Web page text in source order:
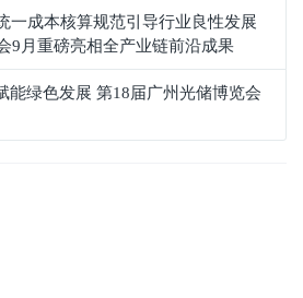
一成本核算规范引导行业良性发展
9月重磅亮相全产业链前沿成果
能绿色发展 第18届广州光储博览会